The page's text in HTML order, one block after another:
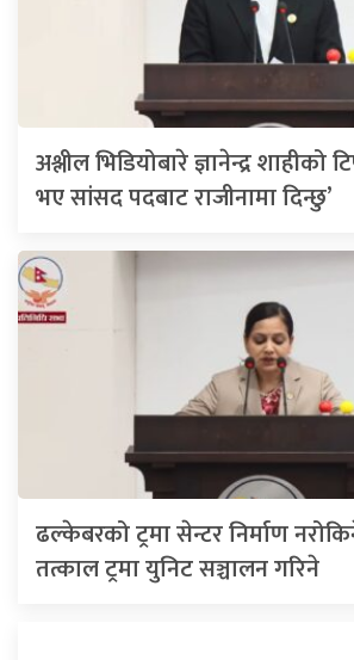
अश्लील भिडियोबारे ज्ञानेन्द्र शाहीको
भए सांसद पदबाट राजीनामा दिन्छु’
ढल्केबरको ट्रमा सेन्टर निर्माण
तत्काल ट्रमा युनिट सञ्चालन गरिने